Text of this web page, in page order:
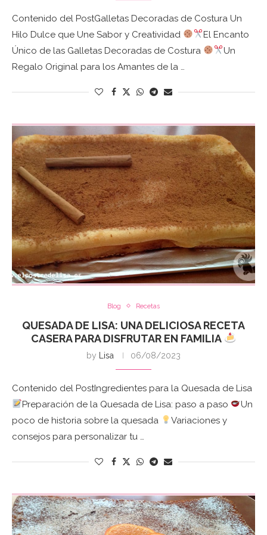
Contenido del PostGalletas Decoradas de Costura Un
Hilo Dulce que Une Sabor y Creatividad
El Encanto
Único de las Galletas Decoradas de Costura
Un
Regalo Original para los Amantes de la …
Blog Recetas
QUESADA DE LISA: UNA DELICIOSA RECETA
CASERA PARA DISFRUTAR EN FAMILIA
by Lisa 06/08/2023
Contenido del PostIngredientes para la Quesada de Lisa
Preparación de la Quesada de Lisa: paso a paso
Un
poco de historia sobre la quesada
Variaciones y
consejos para personalizar tu …